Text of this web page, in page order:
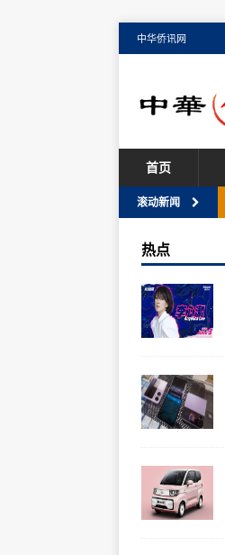
中华侨讯网
首页
滚动新闻
热点